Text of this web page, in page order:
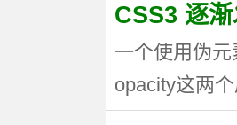
CSS3 逐
一个使用伪
opacity这两